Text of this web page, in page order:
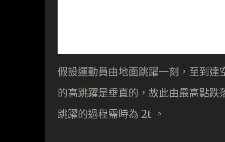
假設運動員由地面跳躍一刻，至到
的高跳躍是垂直的，故此由最高點
跳躍的過程需時為 2t 。